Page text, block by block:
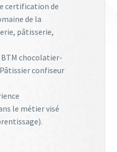
certification de
de la
pâtisserie,
chocolatier-
confiseur
le métier visé